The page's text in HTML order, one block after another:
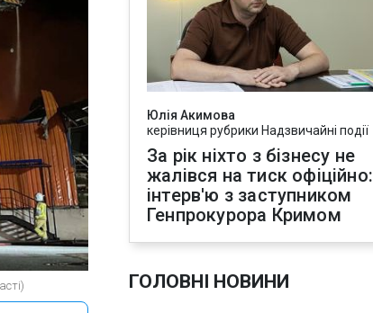
Юлія Акимова
керівниця рубрики Надзвичайні події
За рік ніхто з бізнесу не
жалівся на тиск офіційно:
інтерв'ю з заступником
Генпрокурора Кримом
ГОЛОВНІ НОВИНИ